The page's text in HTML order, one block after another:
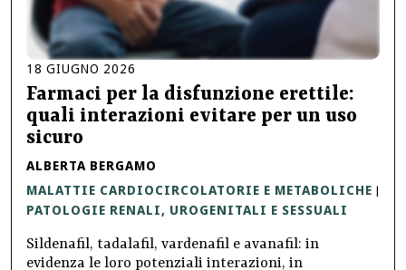
18 GIUGNO 2026
Farmaci per la disfunzione erettile:
quali interazioni evitare per un uso
sicuro
ALBERTA BERGAMO
MALATTIE CARDIOCIRCOLATORIE E METABOLICHE
PATOLOGIE RENALI, UROGENITALI E SESSUALI
Sildenafil, tadalafil, vardenafil e avanafil: in
evidenza le loro potenziali interazioni, in